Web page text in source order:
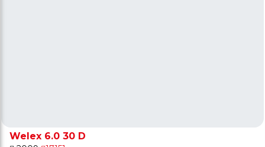
Welex 6.0 30 D